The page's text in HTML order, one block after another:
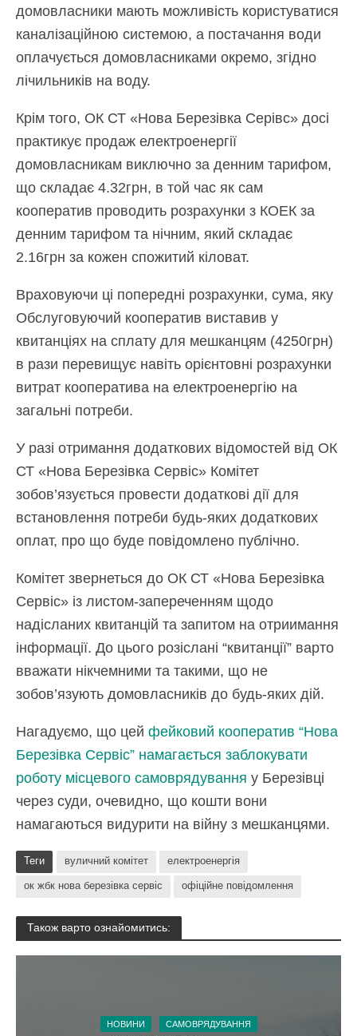
домовласники мають можливість користуватися
каналізаційною системою, а постачання води
оплачується домовласниками окремо, згідно
лічильників на воду.
Крім того, ОК СТ «Нова Березівка Серівс» досі
практикує продаж електроенергії
домовласникам виключно за денним тарифом,
що складає 4.32грн, в той час як сам
кооператив проводить розрахунки з КОЕК за
денним тарифом та нічним, який складає
2.16грн за кожен спожитий кіловат.
Враховуючи ці попередні розрахунки, сума, яку
Обслуговуючий кооператив виставив у
квитанціях на сплату для мешканцям (4250грн)
в рази перевищує навіть орієнтовні розрахунки
витрат кооператива на електроенергію на
загальні потреби.
У разі отримання додаткових відомостей від ОК
СТ «Нова Березівка Сервіс» Комітет
зобов’язується провести додаткові дії для
встановлення потреби будь-яких додаткових
оплат, про що буде повідомлено публічно.
Комітет звернеться до ОК СТ «Нова Березівка
Сервіс» із листом-запереченням щодо
надісланих квитанцій та запитом на отриимання
інформації. До цього розіслані “квитанції” варто
вважати нікчемними та такими, що не
зобов’язують домовласників до будь-яких дій.
Нагадуємо, що цей фейковий кооператив “Нова
Березівка Сервіс” намагається заблокувати
роботу місцевого самоврядування у Березівці
через суди, очевидно, що кошти вони
намагаються видурити на війну з мешканцями.
Теги вуличний комітет електроенергія
ок жбк нова березівка сервіс офіційне повідомлення
Також варто ознайомитись:
НОВИНИ САМОВРЯДУВАННЯ